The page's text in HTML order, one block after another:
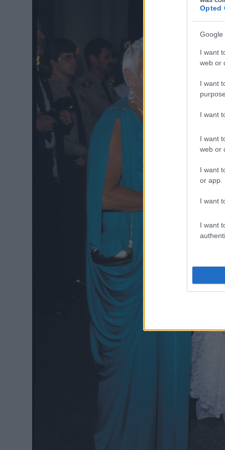
Opted
Google
I want
web or
I want
I want
I want
web or
I want
or app.
I want
I want